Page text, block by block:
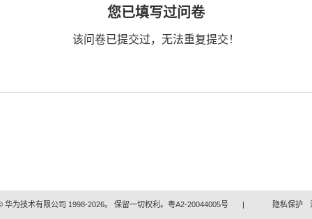
您已填写过问卷
该问卷已提交过，无法重复提交！
华为技术有限公司 1998-2026。 保留一切权利。粤A2-20044005号 | 隐私保护